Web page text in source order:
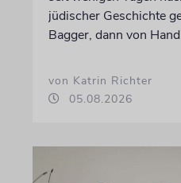
jüdischer Geschichte
Bagger, dann von Hand
von Katrin Richter
05.08.2026